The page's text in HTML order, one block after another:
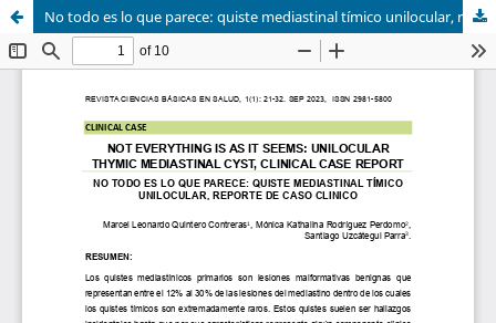
No todo es lo que parece: quiste mediastinal tímico unilocular, reporte de caso clínico